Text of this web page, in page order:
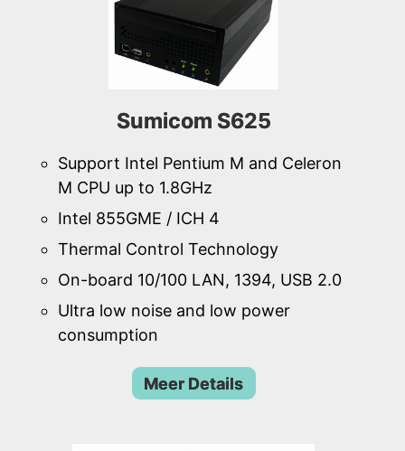
Sumicom S625
Support Intel Pentium M and Celeron
M CPU up to 1.8GHz
Intel 855GME / ICH 4
Thermal Control Technology
On-board 10/100 LAN, 1394, USB 2.0
Ultra low noise and low power
consumption
Meer Details